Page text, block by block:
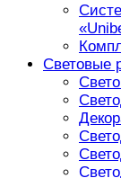
Световые